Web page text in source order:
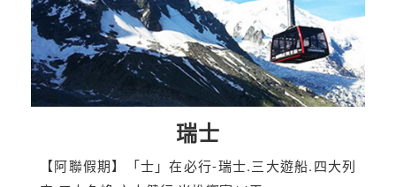
瑞士
【阿聯假期】「士」在必行-瑞士.三大遊船.四大列